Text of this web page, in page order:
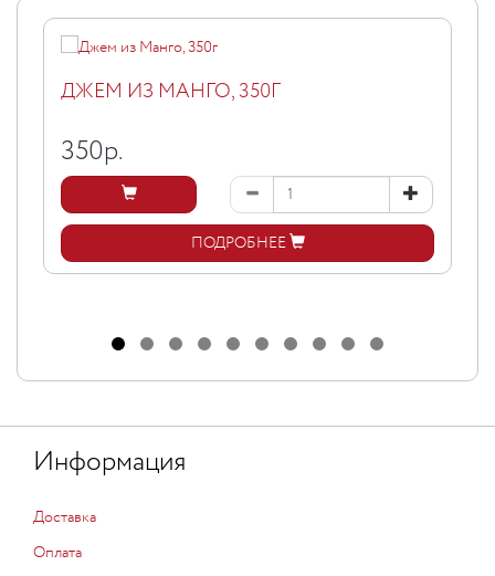
ДЖЕМ ИЗ МАНГО, 350Г
350р.
ПОДРОБНЕЕ
Информация
Доставка
Оплата